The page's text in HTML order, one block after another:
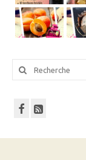
Rechercher